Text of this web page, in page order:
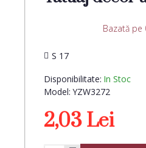
Disponibilitate: In Stoc
Model: YZW3272
S 17
Bazată pe
2,03 Lei